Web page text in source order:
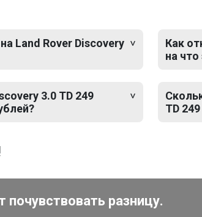
Land Rover Discovery
3.0 TD 249
Как
на что
TD
разницу.